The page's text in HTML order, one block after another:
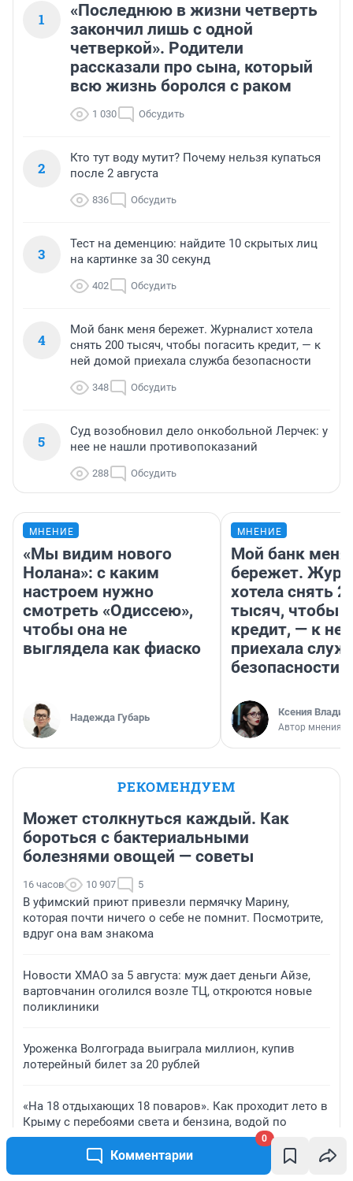
Комментарии
0
1
«Последнюю в жизни четверть
закончил лишь с одной
четверкой». Родители
рассказали про сына, который
всю жизнь боролся с раком
1 030 Обсудить
2
Кто тут воду мутит? Почему нельзя купаться
после 2 августа
836 Обсудить
3
Тест на деменцию: найдите 10 скрытых лиц
на картинке за 30 секунд
402 Обсудить
4
Мой банк меня бережет. Журналист хотела
снять 200 тысяч, чтобы погасить кредит, — к
ней домой приехала служба безопасности
348 Обсудить
5
Суд возобновил дело онкобольной Лерчек: у
нее не нашли противопоказаний
288 Обсудить
МНЕНИЕ
«Мы видим нового
Нолана»: с каким
настроем нужно
смотреть «Одиссею»,
чтобы она не
выглядела как фиаско
Надежда Губарь
МНЕНИЕ
Мой банк меня
бережет.
хотела снять
тысяч, чтобы
кредит, — к
приехала
безопасности
Ксения
Автор мнения
РЕКОМЕНДУЕМ
Может столкнуться каждый. Как
бороться с бактериальными
болезнями овощей — советы
16 часов 10 907 5
В уфимский приют привезли пермячку Марину,
которая почти ничего о себе не помнит. Посмотрите,
вдруг она вам знакома
Новости ХМАО за 5 августа: муж дает деньги Айзе,
вартовчанин оголился возле ТЦ, откроются новые
поликлиники
Уроженка Волгограда выиграла миллион, купив
лотерейный билет за 20 рублей
«На 18 отдыхающих 18 поваров». Как проходит лето в
Крыму с перебоями света и бензина, водой по
графику и налетами БПЛА